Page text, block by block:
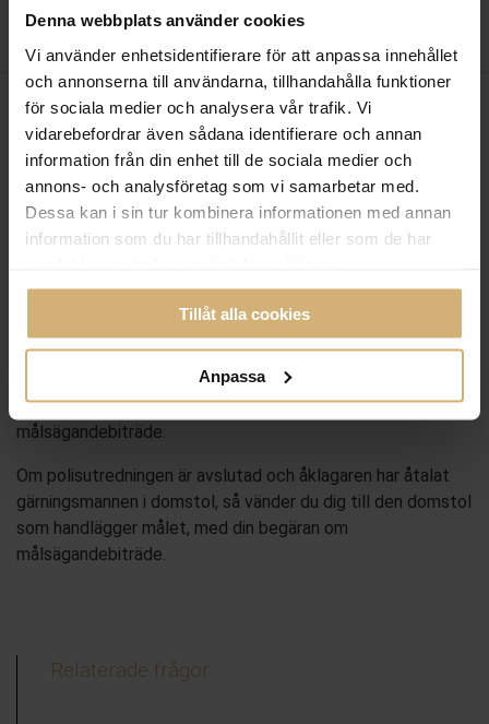
Denna webbplats använder cookies
Vi använder enhetsidentifierare för att anpassa innehållet
och annonserna till användarna, tillhandahålla funktioner
för sociala medier och analysera vår trafik. Vi
vidarebefordrar även sådana identifierare och annan
information från din enhet till de sociala medier och
annons- och analysföretag som vi samarbetar med.
Dessa kan i sin tur kombinera informationen med annan
information som du har tillhandahållit eller som de har
Tillåt alla cookies
Anpassa
MÅLSÄGANDEBITRÄDE
Hur gör jag för att få ett
Om det pågår en polisutredning (förundersökning) så brukar
polisens utredare fråga dig om du vill få hjälp av ett
målsägandebiträde. Om du inte har fått frågan av polisen,
så vänder du dig till utredaren och begär att få ett
målsägandebiträde.
Om polisutredningen är avslutad och åklagaren har åtalat
gärningsmannen i domstol, så vänder du dig till den domstol
som handlägger målet, med din begäran om
målsägandebiträde.
Relaterade frågor